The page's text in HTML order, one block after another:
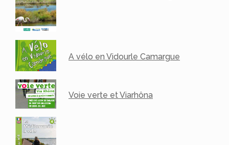
A vélo en Vidourle Camargue
Voie verte et Viarhôna